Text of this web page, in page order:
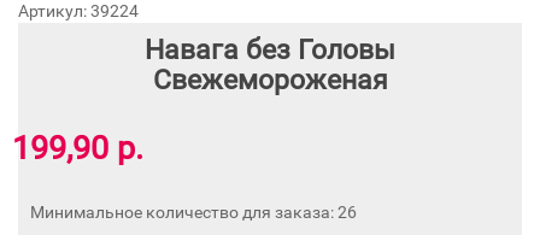
Артикул: 39224
Навага без Головы
Свежемороженая
199,90 р.
Минимальное количество для заказа: 26